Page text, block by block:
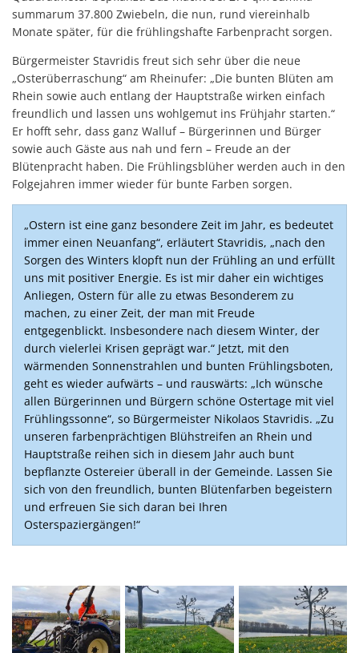
summarum 37.800 Zwiebeln, die nun, rund viereinhalb
Monate später, für die frühlingshafte Farbenpracht sorgen.
Bürgermeister Stavridis freut sich sehr über die neue
„Osterüberraschung“ am Rheinufer: „Die bunten Blüten am
Rhein sowie auch entlang der Hauptstraße wirken einfach
freundlich und lassen uns wohlgemut ins Frühjahr starten.“
Er hofft sehr, dass ganz Walluf – Bürgerinnen und Bürger
sowie auch Gäste aus nah und fern – Freude an der
Blütenpracht haben. Die Frühlingsblüher werden auch in den
Folgejahren immer wieder für bunte Farben sorgen.
„Ostern ist eine ganz besondere Zeit im Jahr, es bedeutet
immer einen Neuanfang“, erläutert Stavridis, „nach den
Sorgen des Winters klopft nun der Frühling an und erfüllt
uns mit positiver Energie. Es ist mir daher ein wichtiges
Anliegen, Ostern für alle zu etwas Besonderem zu
machen, zu einer Zeit, der man mit Freude
entgegenblickt. Insbesondere nach diesem Winter, der
durch vielerlei Krisen geprägt war.“ Jetzt, mit den
wärmenden Sonnenstrahlen und bunten Frühlingsboten,
geht es wieder aufwärts – und rauswärts: „Ich wünsche
allen Bürgerinnen und Bürgern schöne Ostertage mit viel
Frühlingssonne“, so Bürgermeister Nikolaos Stavridis. „Zu
unseren farbenprächtigen Blühstreifen an Rhein und
Hauptstraße reihen sich in diesem Jahr auch bunt
bepflanzte Ostereier überall in der Gemeinde. Lassen Sie
sich von den freundlich, bunten Blütenfarben begeistern
und erfreuen Sie sich daran bei Ihren
Osterspaziergängen!“